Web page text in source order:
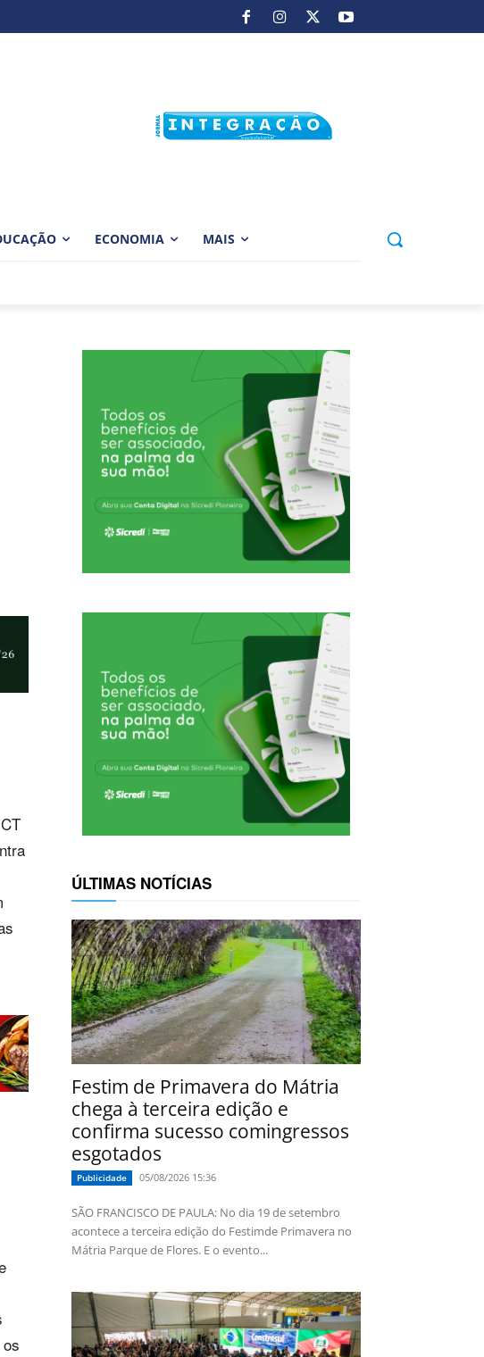
ECONOMIA MAIS
ÚLTIMAS NOTÍCIAS
Festim de Primavera do Mátria
chega à terceira edição e
confirma sucesso comingressos
esgotados
Publicidade 05/08/2026 15:36
SÃO FRANCISCO DE PAULA: No dia 19 de setembro
acontece a terceira edição do Festimde Primavera no
Mátria Parque de Flores. E o evento...